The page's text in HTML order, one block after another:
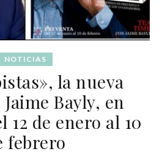
NOTICIAS
la nueva
Bayly, en
12 de enero al 10
febrero